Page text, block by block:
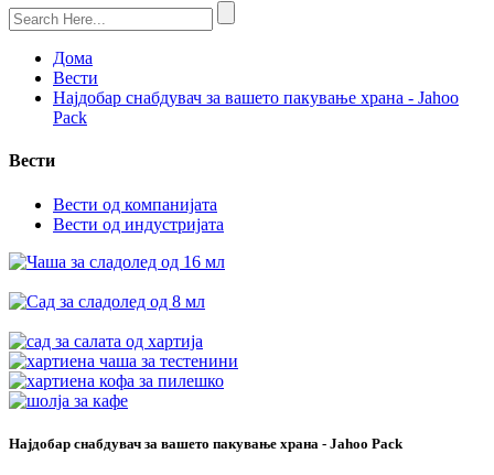
Дома
Вести
Најдобар снабдувач за вашето пакување храна - Jahoo
Pack
Вести
Вести од компанијата
Вести од индустријата
Најдобар снабдувач за вашето пакување храна - Jahoo Pack